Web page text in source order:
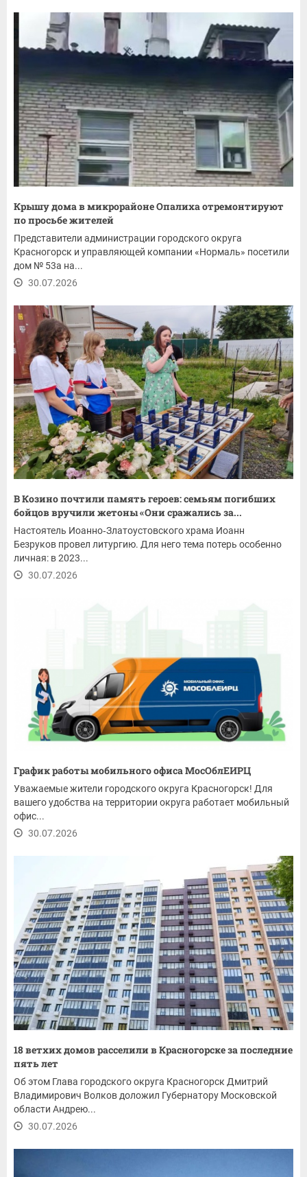
Крышу дома в микрорайоне Опалиха отремонтируют
по просьбе жителей
Представители администрации городского округа
Красногорск и управляющей компании «Нормаль» посетили
дом № 53а на...
30.07.2026
В Козино почтили память героев: семьям погибших
бойцов вручили жетоны «Они сражались за...
Настоятель Иоанно‑Златоустовского храма Иоанн
Безруков провел литургию. Для него тема потерь особенно
личная: в 2023...
30.07.2026
График работы мобильного офиса МосОблЕИРЦ
Уважаемые жители городского округа Красногорск! Для
вашего удобства на территории округа работает мобильный
офис...
30.07.2026
18 ветхих домов расселили в Красногорске за последние
пять лет
Об этом Глава городского округа Красногорск Дмитрий
Владимирович Волков доложил Губернатору Московской
области Андрею...
30.07.2026